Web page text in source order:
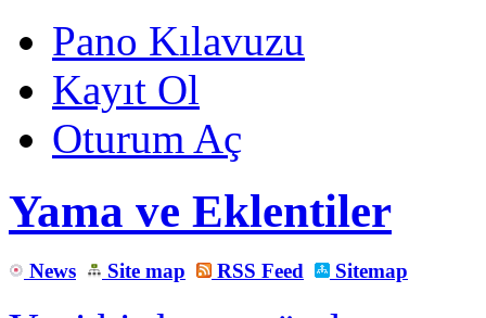
Pano Kılavuzu
Kayıt Ol
Oturum Aç
Yama ve Eklentiler
News Site map RSS Feed Sitemap